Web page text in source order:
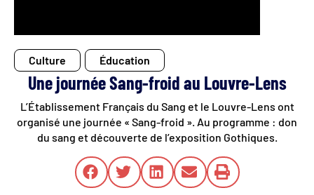
Culture Éducation
Une journée Sang-froid au Louvre-Lens
L’Établissement Français du Sang et le Louvre-Lens ont
organisé une journée « Sang-froid ». Au programme : don
du sang et découverte de l’exposition Gothiques.